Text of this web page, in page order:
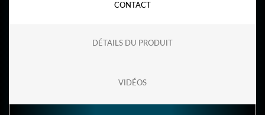
CONTACT
DÉTAILS DU PRODUIT
VIDÉOS